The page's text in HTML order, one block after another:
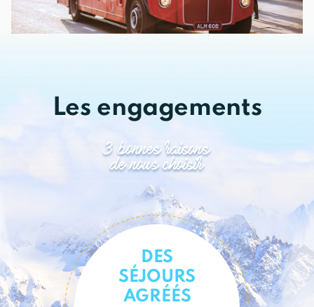
Les engagements
3 bonnes raisons
de nous choisir
DES
SÉJOURS
AGRÉÉS